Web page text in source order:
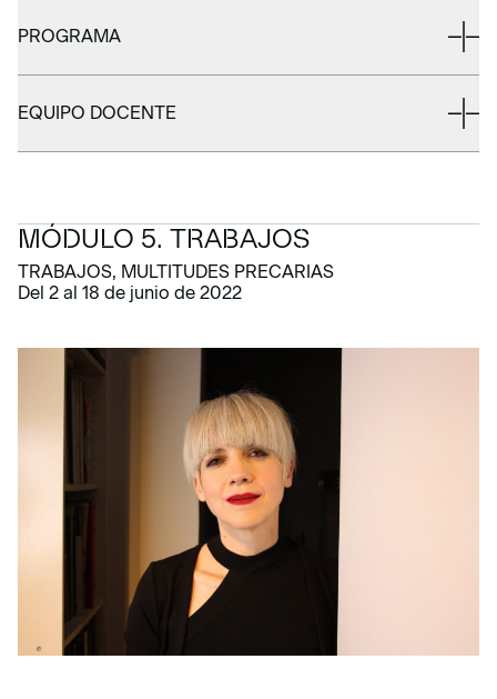
PROGRAMA
EQUIPO DOCENTE
MÓDULO 5. TRABAJOS
TRABAJOS, MULTITUDES PRECARIAS
Del 2 al 18 de junio de 2022